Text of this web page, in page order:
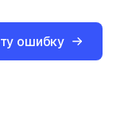
ошибку